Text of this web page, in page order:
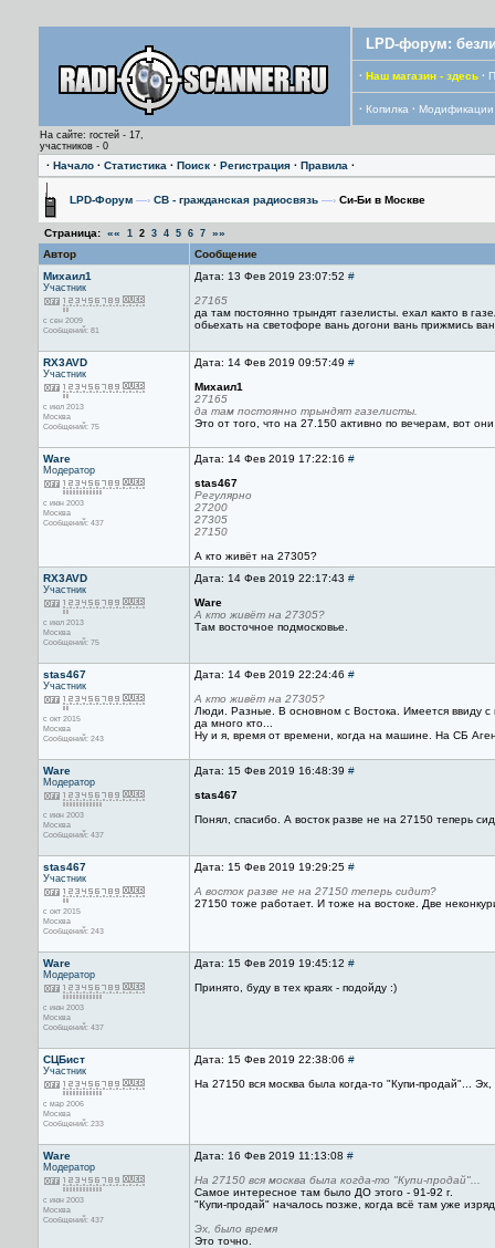
LPD-форум:
· Наш магазин - здесь ·
· Копилка · Модификации
На сайте: гостей - 17,
участников - 0
· Начало · Статистика · Поиск · Регистрация · Правила ·
LPD-Форум —› CB - гражданская радиосвязь —› Си-Би в Москве
Страница: «« 1 2 3 4 5 6 7 »»
Автор
Сообщение
Михаил1
Участник
с сен 2009
Сообщений: 81
Дата: 13 Фев 2019 23:07:52 #
27165
да там постоянно трындят газелисты. ехал както в
обьехать на светофоре вань догони вань прижмись
RX3AVD
Участник
с июл 2013
Москва
Сообщений: 75
Дата: 14 Фев 2019 09:57:49 #
Михаил1
27165
да там постоянно трындят газелисты.
Это от того, что на 27.150 активно по вечерам, вот
Ware
Модератор
с июн 2003
Москва
Сообщений: 437
Дата: 14 Фев 2019 17:22:16 #
stas467
Регулярно
27200
27305
27150
А кто живёт на 27305?
RX3AVD
Участник
с июл 2013
Москва
Сообщений: 75
Дата: 14 Фев 2019 22:17:43 #
Ware
А кто живёт на 27305?
Там восточное подмосковье.
stas467
Участник
с окт 2015
Москва
Сообщений: 243
Дата: 14 Фев 2019 22:24:46 #
А кто живёт на 27305?
Люди. Разные. В основном с Востока. Имеется ввиду
да много кто...
Ну и я, время от времени, когда на машине. На СБ
Ware
Модератор
с июн 2003
Москва
Сообщений: 437
Дата: 15 Фев 2019 16:48:39 #
stas467
Понял, спасибо. А восток разве не на 27150 теперь
stas467
Участник
с окт 2015
Москва
Сообщений: 243
Дата: 15 Фев 2019 19:29:25 #
А восток разве не на 27150 теперь сидит?
27150 тоже работает. И тоже на востоке. Две
Ware
Модератор
с июн 2003
Москва
Сообщений: 437
Дата: 15 Фев 2019 19:45:12 #
Принято, буду в тех краях - подойду :)
СЦБист
Участник
с мар 2006
Москва
Сообщений: 233
Дата: 15 Фев 2019 22:38:06 #
На 27150 вся москва была когда-то "Купи-продай"...
Ware
Модератор
с июн 2003
Москва
Сообщений: 437
Дата: 16 Фев 2019 11:13:08 #
На 27150 вся москва была когда-то "Купи-продай"...
Самое интересное там было ДО этого - 91-92 г.
"Купи-продай" началось позже, когда всё там уже
Эх, было время
Это точно.